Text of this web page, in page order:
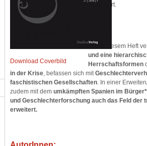
Download Coverbild
analysiert.
Die in diesem Heft
und eine
Herrschaftsformen
in der Krise, befassen sich mit
faschistischen Gesellschaften. In einer
zudem mit dem umkämpften Spanien im
und Geschlechterforschung auch das Feld
erweitert.